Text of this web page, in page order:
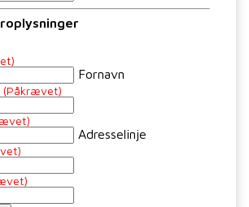
Fornavn
(Påkrævet)
Adresselinje